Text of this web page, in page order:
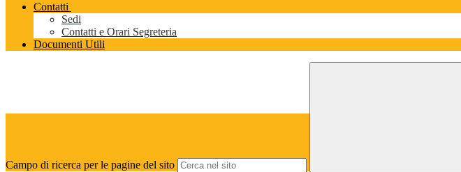
Contatti
Sedi
Contatti e Orari Segreteria
Documenti Utili
Campo di ricerca per le pagine del sito